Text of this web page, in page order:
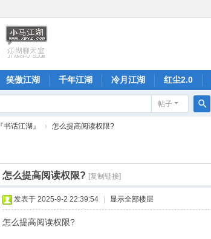
笑傲江湖 千年江湖 冷月江湖 红尘2.0
帖子
『书话江湖』 › 怎么提高阅读权限?
怎么提高阅读权限? [复制链接]
发表于 2025-9-2 22:39:54 显示全部楼层
怎么提高阅读权限?